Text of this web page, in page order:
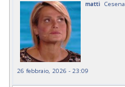
matti Cesena
26 febbraio, 2026 - 23:09